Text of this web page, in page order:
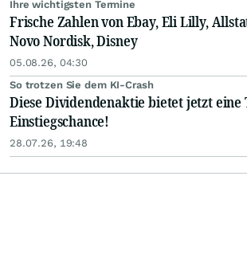
Ihre wichtigsten Termine
Frische Zahlen von Ebay, Eli Lilly,
Novo Nordisk, Disney
05.08.26, 04:30
So trotzen Sie dem KI-Crash
Diese Dividendenaktie bietet jetzt eine
Einstiegschance!
28.07.26, 19:48